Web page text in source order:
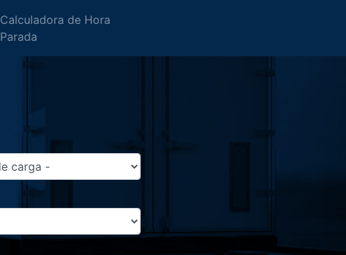
Calculadora de Hora
Parada